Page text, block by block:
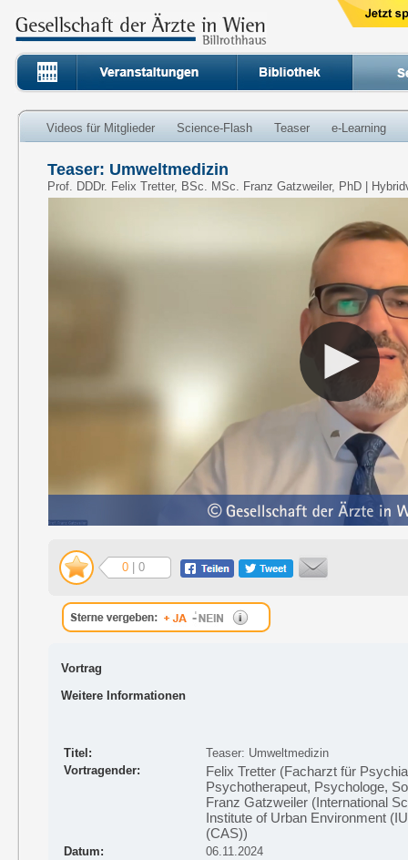
Videos für Mitglieder Science-Flash Teaser e-Learning
Teaser: Umweltmedizin
Prof. DDDr. Felix Tretter, BSc. MSc. Franz Gatzweiler, PhD |
0 | 0
Vortrag
Weitere Informationen
Titel:
Teaser: Umweltmedizin
Vortragender:
Felix Tretter (Facharzt für
Psychotherapeut, Psychologe,
Franz Gatzweiler (International
Institute of Urban Environment
(CAS))
Datum:
06.11.2024